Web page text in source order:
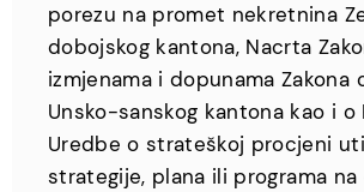
porezu na promet nekretnina
dobojskog kantona, Nacrta
izmjenama i dopunama Zakona
Unsko-sanskog kantona kao i o
Uredbe o strateškoj procjeni
strategije, plana ili programa na